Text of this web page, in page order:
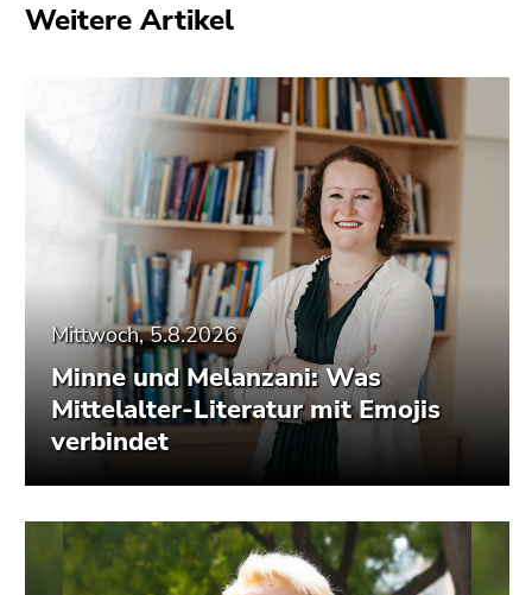
Weitere Artikel
Mittwoch, 5.8.2026
Minne und Melanzani: Was
Mittelalter-Literatur mit Emojis
verbindet